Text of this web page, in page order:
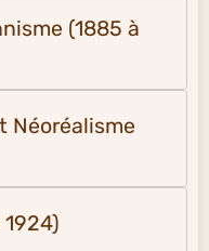
(1885 à
Néoréalisme